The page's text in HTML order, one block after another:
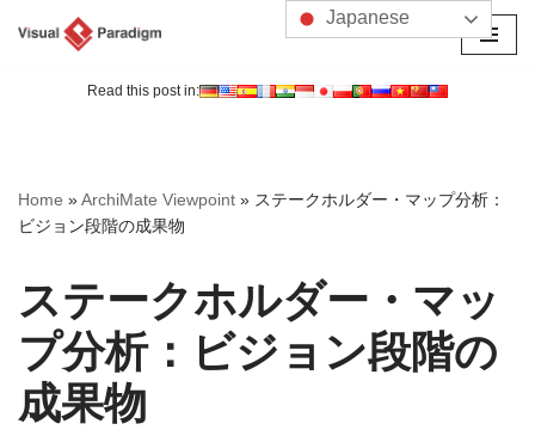
へ
ス
ッ
プ
Read this post in:
Home »ArchiMate Viewpoint » ステークホルダー・マップ分析：
ビジョン段階の成果物
ステークホルダー・マッ
プ分析：ビジョン段階の
成果物
Japanese